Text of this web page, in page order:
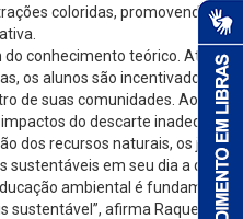
coloridas, promovendo o
conhecimento teórico. Através
os alunos são incentivados a se
de suas comunidades. Ao
do descarte inadequado
dos recursos naturais, os jovens
sustentáveis em seu dia a dia.
ambiental é fundamental
sustentável”, afirma Raquel